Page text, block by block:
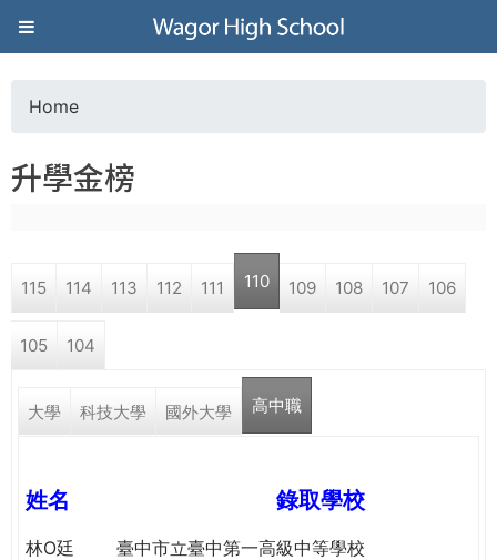
Jump to navigation
葳
格
高
學
o
a
r
e
e
Home
升學金榜
115 114 113 112 111 110 109 108 107 106
105 104
大學 科技大學 國外大學 高中職
姓名 錄取學校
林O廷 臺中市立臺中第一高級中等學校